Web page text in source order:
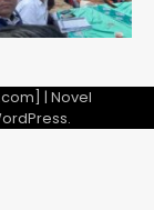
| Novel
.